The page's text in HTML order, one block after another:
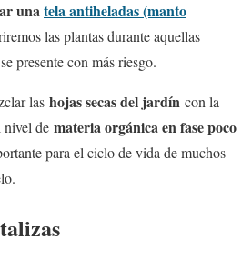
unatela antiheladas (manto
las plantas durante aquellas
presente con más riesgo.
las hojas secas del jardín con la
nivel de materia orgánica en fase poco
para el ciclo de vida de muchos